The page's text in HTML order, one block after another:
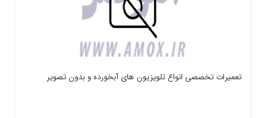
تعمیرات تخصصی انواع تلویزیون های آبخورده و بدون تصویر